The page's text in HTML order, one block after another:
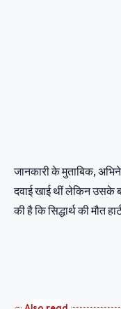
जानकारी के मुताबिक,
दवाई खाई थीं लेकिन उसके
की है कि सिद्धार्थ की मौत